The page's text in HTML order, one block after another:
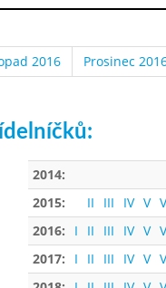
2016 Prosinec
2014:
2015:
II III IV V
2016:
I II III IV V
2017:
I II III IV V